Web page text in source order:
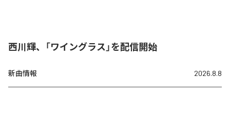
西川輝、「ワイングラス」を配信開始
新曲情報 2026.8.8